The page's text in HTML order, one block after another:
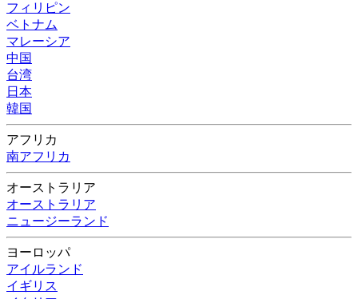
フィリピン
ベトナム
マレーシア
中国
台湾
日本
韓国
アフリカ
南アフリカ
オーストラリア
オーストラリア
ニュージーランド
ヨーロッパ
アイルランド
イギリス